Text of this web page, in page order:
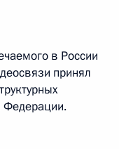
в России
принял
Федерации.